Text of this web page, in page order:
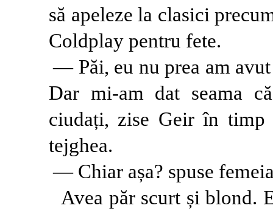
să apeleze la clasici
Coldplay pentru fete.
— Păi, eu nu prea am
Dar mi-am dat seama
ciudați, zise Geir în
tejghea.
— Chiar așa? spuse
Avea păr scurt și blond.